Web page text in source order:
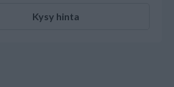
Kysy hinta